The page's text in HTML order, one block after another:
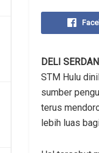
DELI
STM Hulu
sumber
terus
lebih luas